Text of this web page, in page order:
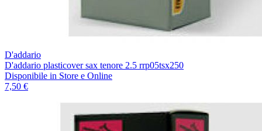
D'addario
D'addario plasticover sax tenore 2.5 rrp05tsx250
Disponibile in Store e Online
7,50 €